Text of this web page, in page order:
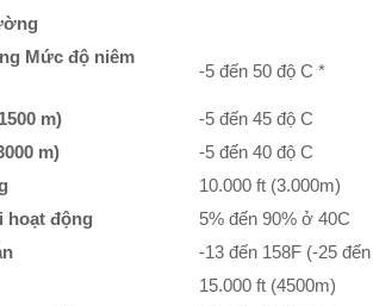
Mức độ niêm
-5 đến 50 độ C *
m)
-5 đến 45 độ C
m)
-5 đến 40 độ C
10.000 ft (3.000m)
hoạt động
5% đến 90% ở 40C
-13 đến 158F (-25
15.000 ft (4500m)